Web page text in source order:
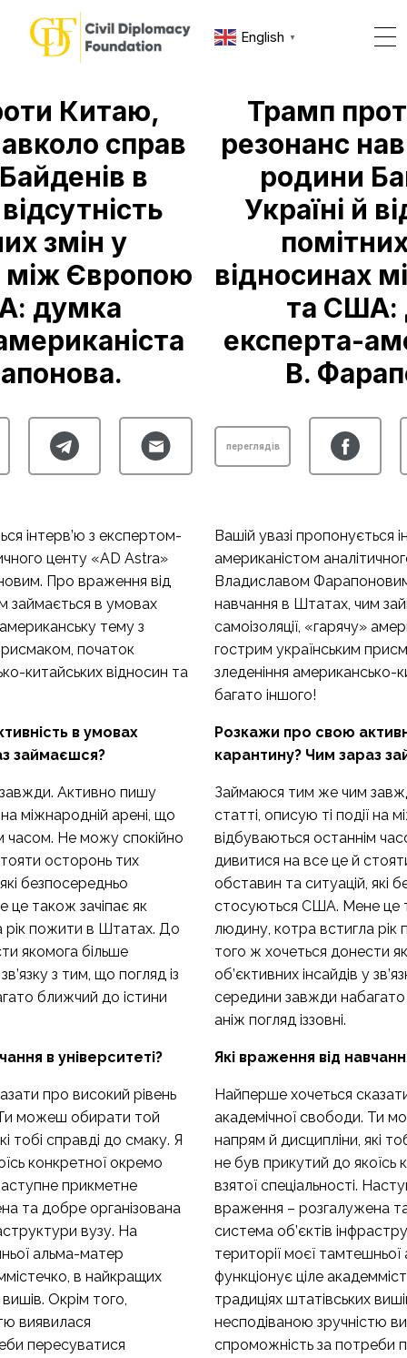
English ▼
Китаю,
справ
в
змін у
між Європою
думка
інтерв’ю з експертом-
центу «AD Astra»
Про враження від
займається в умовах
американську тему з
початок
китайських відносин та
в умовах
займаєшся?
Активно пишу
на міжнародній арені, що
часом. Не можу спокійно
осторонь тих
безпосередньо
також зачіпає як
рік пожити в Штатах. До
якомога більше
з тим, що погляд із
ближчий до істини
в університеті?
про високий рівень
можеш обирати той
тобі справді до смаку. Я
конкретної окремо
прикметне
та добре організована
вузу. На
альма-матер
в найкращих
Окрім того,
виявилася
пересуватися
Трамп
резонанс
родини
Україні й
відносинах
та США:
експерта-
В.
переглядів
Вашій увазі пропонується
американістом
Владиславом
навчання в Штатах, чим
самоізоляції, «гарячу»
гострим українським
зледеніння американсько-
багато іншого!
Розкажи про свою
карантину? Чим зараз
Займаюся тим же чим
статті, описую ті події на
відбуваються останнім
дивитися на все це й
обставин та ситуацій, які
стосуються США. Мене це
людину, котра встигла
того ж хочеться донести
об’єктивних інсайдів у
середини завжди
аніж погляд іззовні.
Які враження від
Найперше хочеться
академічної свободи. Ти
напрям й дисципліни, які
не був прикутий до якоїсь
взятої спеціальності.
враження – розгалужена
система об’єктів
території моєї
функціонує ціле
традиціях штатівських
несподіваною зручністю
спроможність за потреби